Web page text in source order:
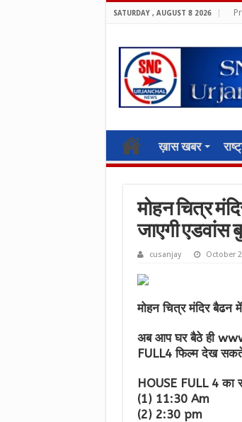
SATURDAY , AUGUST 8 2026
ख़ास खबर
मोहन चित्र
जाएगी एडवांस
cusanjay October
मोहन चित्र मंदिर बैढन
अब आप घर बैठे ही
FULL4 फिल्म देख
HOUSE FULL 4 का
(1) 11:30 Am
(2) 2:30 pm